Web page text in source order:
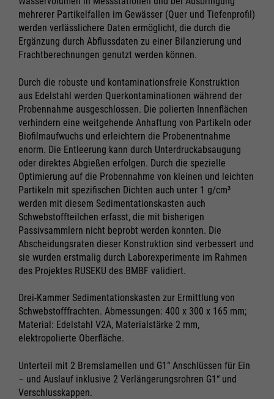
mehrerer Partikelfallen im Gewässer (Quer und Tiefenprofil)
werden verlässlichere Daten ermöglicht, die durch die
Ergänzung durch Abflussdaten zu einer Bilanzierung und
Frachtberechnungen genutzt werden können.
Durch die robuste und kontaminationsfreie Konstruktion
aus Edelstahl werden Querkontaminationen während der
Probennahme ausgeschlossen. Die polierten Innenflächen
verhindern eine weitgehende Anhaftung von Partikeln oder
Biofilmaufwuchs und erleichtern die Probenentnahme
enorm. Die Entleerung kann durch Unterdruckabsaugung
oder direktes Abgießen erfolgen. Durch die spezielle
Optimierung auf die Probennahme von kleinen und leichten
Partikeln mit spezifischen Dichten auch unter 1 g/cm³
werden mit diesem Sedimentationskasten auch
Schwebstoffteilchen erfasst, die mit bisherigen
Passivsammlern nicht beprobt werden konnten. Die
Abscheidungsraten dieser Konstruktion sind verbessert und
sie wurden erstmalig durch Laborexperimente im Rahmen
des Projektes RUSEKU des BMBF validiert.
Drei-Kammer Sedimentationskasten zur Ermittlung von
Schwebstofffrachten. Abmessungen: 400 x 300 x 165 mm;
Material: Edelstahl V2A, Materialstärke 2 mm,
elektropolierte Oberfläche.
Unterteil mit 2 Bremslamellen und G1“ Anschlüssen für Ein
– und Auslauf inklusive 2 Verlängerungsrohren G1“ und
Verschlusskappen.
Cookie Informationen anzeigen
Cookie Informationen anzeigen